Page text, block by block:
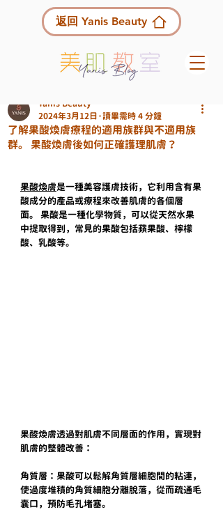
返回 Yanis Beauty
了解果酸煥膚療程的適用族群與不適用族
群。 果酸煥膚後如何正確護理肌膚？
Yanis Beauty
2024年3月12日 讀畢需時 4 分鐘
果酸煥膚是一種美容護膚技術，它利用含有果
酸成分的產品或療程來改善肌膚的各個層
面。 果酸是一種化學物質，可以從天然水果
中提取得到，常見的果酸包括蘋果酸、檸檬
酸、乳酸等。
果酸煥膚透過對肌膚不同層面的作用，實現對
肌膚的整體改善：
角質層：果酸可以鬆解角質層細胞間的粘連，
使過度堆積的角質細胞分離脫落，從而疏通毛
囊口，預防毛孔堵塞。